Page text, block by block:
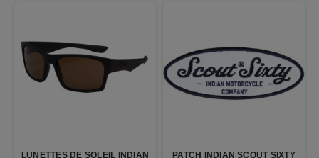
LUNETTES DE SOLEIL INDIAN PATCH INDIAN SCOUT SIXTY